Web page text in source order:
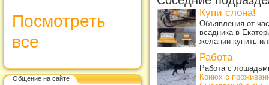
Посмотреть
все
Общение на сайте
Купи слона!
Объявления от
всадника в
желании купить
Работа
Работа с
Конюх с